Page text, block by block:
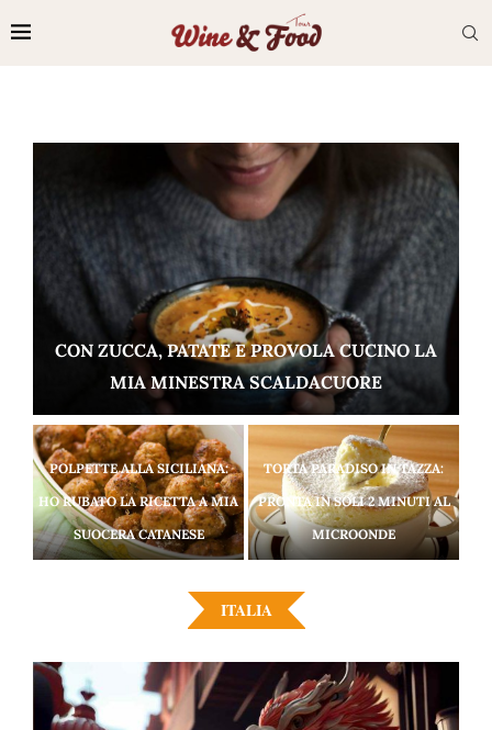
POLPETTE ALLA SICILIANA:
HO RUBATO LA RICETTA A MIA
SUOCERA CATANESE
TORTA PARADISO IN TAZZA:
PRONTA IN SOLI 2 MINUTI AL
MICROONDE
ITALIA